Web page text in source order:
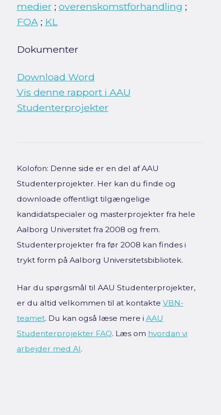
medier ; overenskomstforhandling ;
FOA; KL
Dokumenter
Download Word
Vis denne rapport i AAU
Studenterprojekter
Kolofon: Denne side er en del af AAU
Studenterprojekter. Her kan du finde og
downloade offentligt tilgængelige
kandidatspecialer og masterprojekter fra hele
Aalborg Universitet fra 2008 og frem.
Studenterprojekter fra før 2008 kan findes i
trykt form på Aalborg Universitetsbibliotek.
Har du spørgsmål til AAU Studenterprojekter,
er du altid velkommen til at kontakte VBN-
teamet. Du kan også læse mere i AAU
Studenterprojekter FAQ. Læs om hvordan vi
arbejder med AI.